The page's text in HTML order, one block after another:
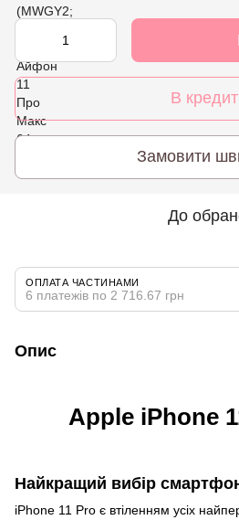
В кредит
Замовити
До
ОПЛАТА ЧАСТИНАМИ
6 платежів по 2 716.67 грн
Опис
Apple iPhone
Найкращий вибір
iPhone 11 Pro є втіленням усіх